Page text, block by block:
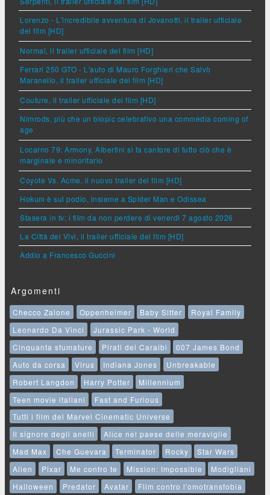
Lorenzo - L'incredibile avventura di Jovanotti, il trailer ufficiale
del film [HD]
Normal, il trailer ufficiale del film [HD]
Ferrari 250 GTO - L'auto di Mauro Forghieri che Salvò
Maranello, il trailer ufficiale del film [HD]
Couture, il trailer ufficiale del film [HD]
Nimrods, più che un biopic celebrativo una commedia coming of
age
Locarno 79: Armony, Albertini si fa cantore di tutto ciò che è
marginale e minoritario
Coyote Vs. Acme, il nuovo trailer del film [HD]
Hokum è sul podio, insieme a Spider Man e Odissea
Stasera in tv: i film da non perdere di venerdì 7 agosto 2026
La Città dei Vivi, il trailer ufficiale del film [HD]
Addio a Francesco Guccini
Argomenti
Checco Zalone Oppenheimer Baby Sitter
Royal Family
Leonardo Da Vinci
Jurassic Park - World
Cinquanta sfumature
Pirati dei Caraibi
007 James Bond
Auto da corsa
Virus Indiana Jones
Unbreakable
Robert Langdon
Harry Potter
Millennium
Teen movie italiani
Fast and Furious
Tutti i film del Marvel Cinematic Universe
Il signore degli anelli
Alice nel paese delle meraviglie
Mad Max
Che Guevara Terminator Rocky
Star Wars
Alien
Pixar Me contro te Mission: Impossible
Modigliani
Halloween
Predator Avatar Film contro l'omotransfobia